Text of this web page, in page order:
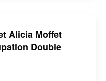
Alicia Moffet
Double